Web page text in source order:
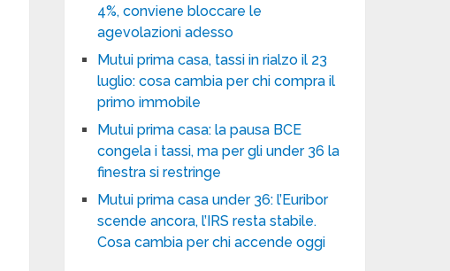
4%, conviene bloccare le
agevolazioni adesso
Mutui prima casa, tassi in rialzo il 23
luglio: cosa cambia per chi compra il
primo immobile
Mutui prima casa: la pausa BCE
congela i tassi, ma per gli under 36 la
finestra si restringe
Mutui prima casa under 36: l’Euribor
scende ancora, l’IRS resta stabile.
Cosa cambia per chi accende oggi